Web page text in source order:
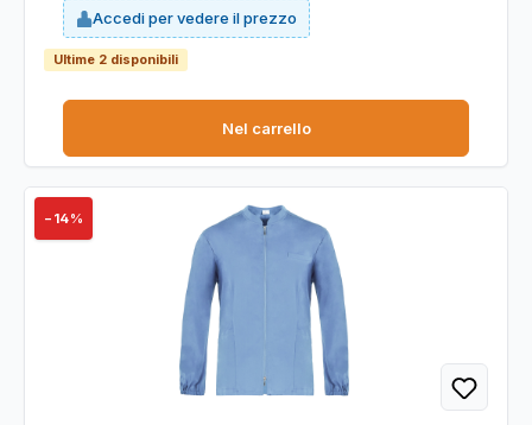
Tecnologia brevettata Bionic Finish sviluppato per conferire ai
tessuti caratteristiche di idrorepellenza all'acqua, oli e macchie
in generale. Il tessuto garantisce traspirabilità, sensazione di
mobidezza, durata nel tempo, colori brillanti e asciugatura
rapida.
Accedi per vedere il prezzo
Ultime 2 disponibili
Nel carrello
−14%